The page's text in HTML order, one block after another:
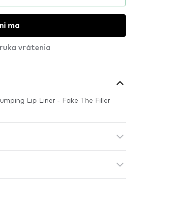
ma
vrátenia
Lip Liner - Fake The Filler